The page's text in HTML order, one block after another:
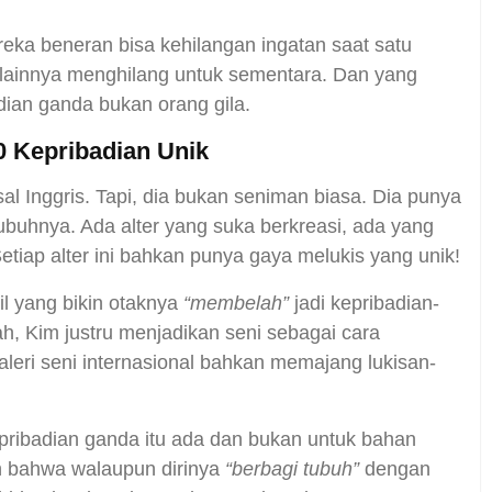
beneran bisa kehilangan ingatan saat satu
menghilang untuk sementara. Dan yang
ganda bukan orang gila.
Kepribadian Unik
Inggris. Tapi, dia bukan seniman biasa. Dia punya
Ada alter yang suka berkreasi, ada yang
alter ini bahkan punya gaya melukis yang unik!
yang bikin otaknya “membelah” jadi kepribadian-
Kim justru menjadikan seni sebagai cara
seni internasional bahkan memajang lukisan-
ganda itu ada dan bukan untuk bahan
walaupun dirinya “berbagi tubuh”dengan